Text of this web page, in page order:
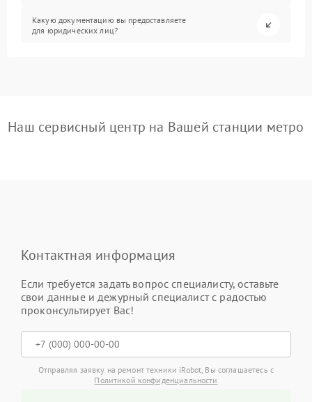
Какую документацию вы предоставляете
для юридических лиц?
Наш сервисный центр на Вашей станции метро
Контактная информация
Если требуется задать вопрос специалисту, оставьте
свои данные и дежурный специалист с радостью
проконсультирует Вас!
Отправляя заявку на ремонт техники iRobot, Вы соглашаетесь с
Политикой конфиденциальности